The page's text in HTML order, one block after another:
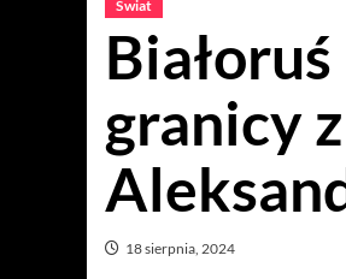
Świat
granicy
18 sierpnia, 2024